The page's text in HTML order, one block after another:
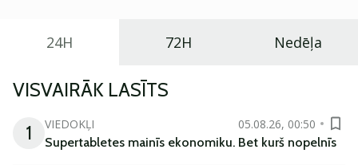
24H 72H Nedēļa
VISVAIRĀK LASĪTS
1
VIEDOKĻI
05.08.26, 00:50
Supertabletes mainīs ekonomiku. Bet kurš nopelnīs